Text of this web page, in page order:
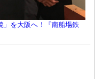
」を大阪へ！『南船場鉄